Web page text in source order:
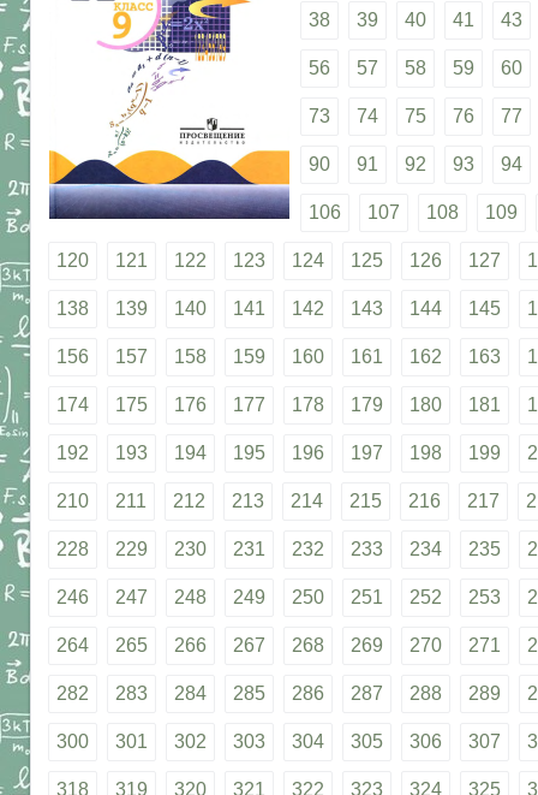
38 39 40 41 43
56 57 58 59 60
73 74 75 76 77
90 91 92 93 94
106 107 108 109
120 121 122 123 124 125 126 127
138 139 140 141 142 143 144 145
156 157 158 159 160 161 162 163
174 175 176 177 178 179 180 181
192 193 194 195 196 197 198 199
210 211 212 213 214 215 216 217
228 229 230 231 232 233 234 235
246 247 248 249 250 251 252 253
264 265 266 267 268 269 270 271
282 283 284 285 286 287 288 289
300 301 302 303 304 305 306 307
318 319 320 321 322 323 324 325